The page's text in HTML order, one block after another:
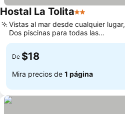
Hostal La Tolita2 Estrellas
Vistas al mar desde cualquier lugar,
Dos piscinas para todas las
estaciones
De $18
Mira precios de 1 página